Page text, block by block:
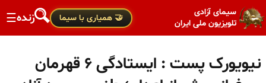
سیمای آزادی
تلویزیون ملی ایران
🤝 همیاری با سیما زنده☰
نیویورک پست : ایستادگی ۶ قهرمان